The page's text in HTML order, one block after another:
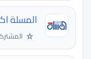
المسلة
☆